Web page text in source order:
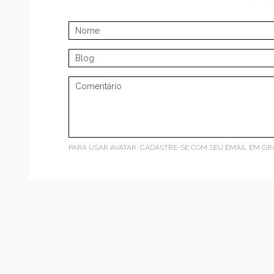
PARA USAR AVATAR, CADASTRE-SE COM SEU EMAIL EM